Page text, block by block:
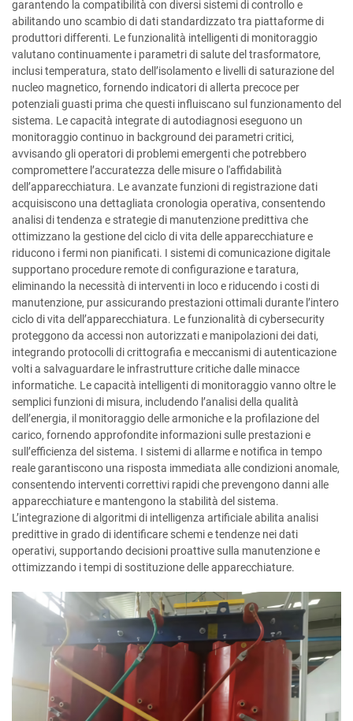
garantendo la compatibilità con diversi sistemi di controllo e
abilitando uno scambio di dati standardizzato tra piattaforme di
produttori differenti. Le funzionalità intelligenti di monitoraggio
valutano continuamente i parametri di salute del trasformatore,
inclusi temperatura, stato dell’isolamento e livelli di saturazione del
nucleo magnetico, fornendo indicatori di allerta precoce per
potenziali guasti prima che questi influiscano sul funzionamento del
sistema. Le capacità integrate di autodiagnosi eseguono un
monitoraggio continuo in background dei parametri critici,
avvisando gli operatori di problemi emergenti che potrebbero
compromettere l’accuratezza delle misure o l'affidabilità
dell’apparecchiatura. Le avanzate funzioni di registrazione dati
acquisiscono una dettagliata cronologia operativa, consentendo
analisi di tendenza e strategie di manutenzione predittiva che
ottimizzano la gestione del ciclo di vita delle apparecchiature e
riducono i fermi non pianificati. I sistemi di comunicazione digitale
supportano procedure remote di configurazione e taratura,
eliminando la necessità di interventi in loco e riducendo i costi di
manutenzione, pur assicurando prestazioni ottimali durante l’intero
ciclo di vita dell’apparecchiatura. Le funzionalità di cybersecurity
proteggono da accessi non autorizzati e manipolazioni dei dati,
integrando protocolli di crittografia e meccanismi di autenticazione
volti a salvaguardare le infrastrutture critiche dalle minacce
informatiche. Le capacità intelligenti di monitoraggio vanno oltre le
semplici funzioni di misura, includendo l’analisi della qualità
dell’energia, il monitoraggio delle armoniche e la profilazione del
carico, fornendo approfondite informazioni sulle prestazioni e
sull’efficienza del sistema. I sistemi di allarme e notifica in tempo
reale garantiscono una risposta immediata alle condizioni anomale,
consentendo interventi correttivi rapidi che prevengono danni alle
apparecchiature e mantengono la stabilità del sistema.
L’integrazione di algoritmi di intelligenza artificiale abilita analisi
predittive in grado di identificare schemi e tendenze nei dati
operativi, supportando decisioni proattive sulla manutenzione e
ottimizzando i tempi di sostituzione delle apparecchiature.